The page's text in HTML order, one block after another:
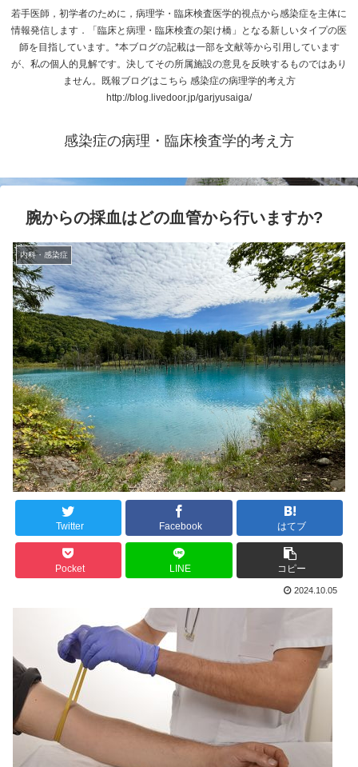
若手医師，初学者のために，病理学・臨床検査医学的視点から感染症を主体に
情報発信します．「臨床と病理・臨床検査の架け橋」となる新しいタイプの医
師を目指しています。*本ブログの記載は一部を文献等から引用しています
が、私の個人的見解です。決してその所属施設の意見を反映するものではあり
ません。既報ブログはこちら 感染症の病理学的考え方
http://blog.livedoor.jp/garjyusaiga/
感染症の病理・臨床検査学的考え方
腕からの採血はどの血管から行いますか?
内科・感染症
Twitter Facebook はてブ
Pocket LINE コピー
2024.10.05